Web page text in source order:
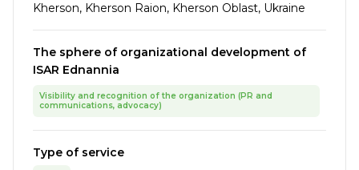
Kherson, Kherson Raion, Kherson Oblast, Ukraine
The sphere of organizational development of
ISAR Ednannia
Visibility and recognition of the organization (PR and
communications, advocacy)
Type of service